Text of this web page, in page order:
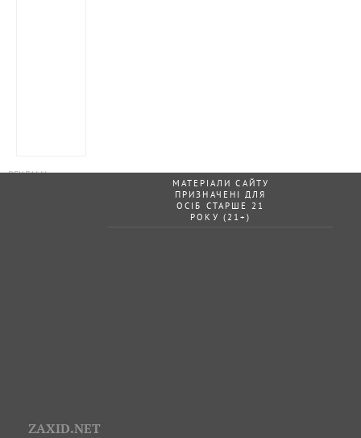
МАТЕРІАЛИ САЙТУ
ПРИЗНАЧЕНІ ДЛЯ
ОСІБ СТАРШЕ 21
РОКУ (21+)
ZAXID.NET